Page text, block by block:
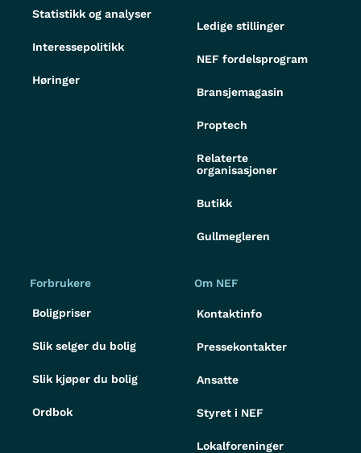
Statistikk og analyser
Interessepolitikk
Høringer
Ledige stillinger
NEF fordelsprogram
Bransjemagasin
Proptech
Relaterte
organisasjoner
Butikk
Gullmegleren
Forbrukere
Boligpriser
Slik selger du bolig
Slik kjøper du bolig
Ordbok
Om NEF
Kontaktinfo
Pressekontakter
Ansatte
Styret i NEF
Lokalforeninger